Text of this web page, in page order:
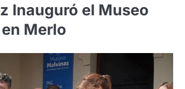
Inauguró el Museo
Merlo